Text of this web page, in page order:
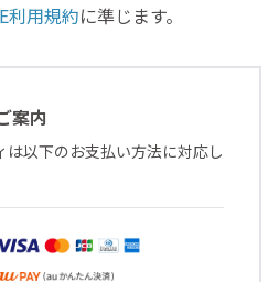
利用規約に準じます。
案内
は以下のお支払い方法に対応し